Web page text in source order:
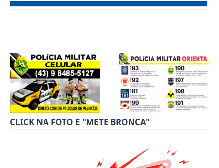
CLICK NA FOTO E "METE BRONCA"